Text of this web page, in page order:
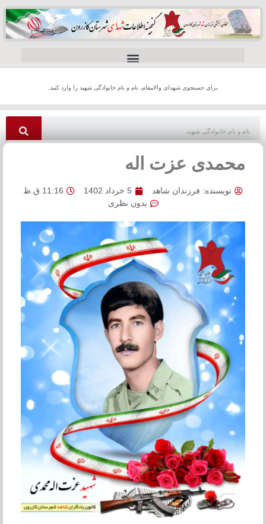
برای جستجوی شهدای والامقام، نام و نام خانوادگی شهید را وارد کنید.
محمدی عزت اله
نویسنده: فرزندان شاهد 5 خرداد 1402
11:16 ق.ظ
بدون نظری